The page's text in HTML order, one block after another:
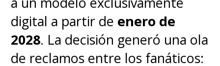
digital a partir de enero de
2028. La decisión generó una ola
de reclamos entre los fanáticos: